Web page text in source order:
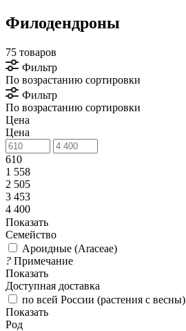
Филодендроны
75 товаров
Фильтр
По возрастанию сортировки
Фильтр
По возрастанию сортировки
Цена
Цена
610
1 558
2 505
3 453
4 400
Показать
Семейство
Ароидные (Araceae)
? Примечание
Показать
Доступная доставка
по всей России (растения с весны)
Показать
Род